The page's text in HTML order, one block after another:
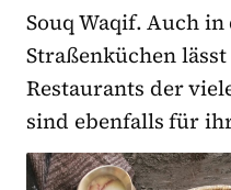
Souq Waqif. Auch
Straßenküchen
Restaurants der
sind ebenfalls für